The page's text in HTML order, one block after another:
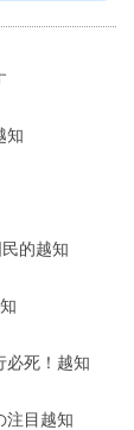
知
民的越知
必死！越知
注目越知